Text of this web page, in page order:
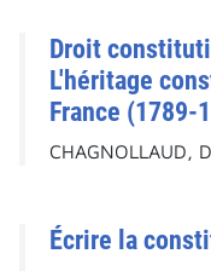
Droit
L'héritage
France (1789-
CHAGNOLLAUD,
Écrire la